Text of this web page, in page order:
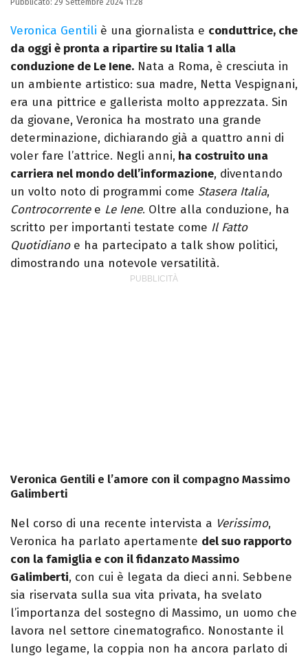
videomaking e scrittura sono il mio
passatempo preferito.
Pubblicato: 29 Settembre 2024 11:28
Veronica Gentili è una giornalista e conduttrice, che
da oggi è pronta a ripartire su Italia 1 alla
conduzione de Le Iene. Nata a Roma, è cresciuta in
un ambiente artistico: sua madre, Netta Vespignani,
era una pittrice e gallerista molto apprezzata. Sin
da giovane, Veronica ha mostrato una grande
determinazione, dichiarando già a quattro anni di
voler fare l’attrice. Negli anni, ha costruito una
carriera nel mondo dell’informazione, diventando
un volto noto di programmi come Stasera Italia,
Controcorrentee Le Iene. Oltre alla conduzione, ha
scritto per importanti testate come Il Fatto
Quotidianoe ha partecipato a talk show politici,
dimostrando una notevole versatilità.
Veronica Gentili e l’amore con il compagno Massimo
Galimberti
Nel corso di una recente intervista a Verissimo,
Veronica ha parlato apertamente del suo rapporto
con la famiglia e con il fidanzato Massimo
Galimberti, con cui è legata da dieci anni. Sebbene
sia riservata sulla sua vita privata, ha svelato
l’importanza del sostegno di Massimo, un uomo che
lavora nel settore cinematografico. Nonostante il
lungo legame, la coppia non ha ancora parlato di